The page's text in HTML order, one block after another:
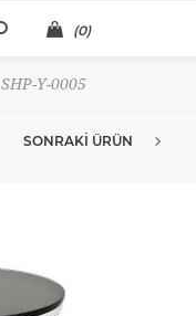
(0)
SHP-Y-0005
SONRAKI ÜRÜN